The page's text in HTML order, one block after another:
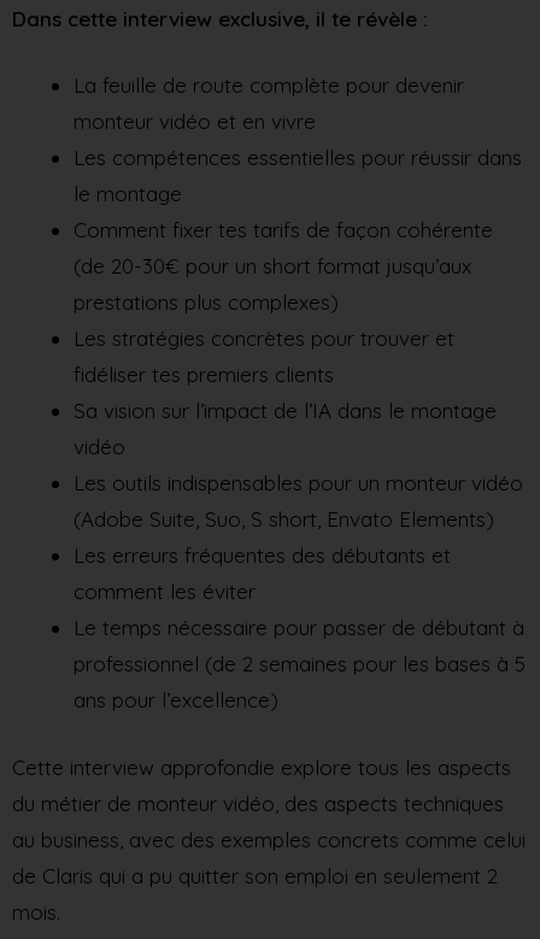
Dans cette interview exclusive, il te révèle :
La feuille de route complète pour devenir
monteur vidéo et en vivre
Les compétences essentielles pour réussir dans
le montage
Comment fixer tes tarifs de façon cohérente
(de 20-30€ pour un short format jusqu’aux
prestations plus complexes)
Les stratégies concrètes pour trouver et
fidéliser tes premiers clients
Sa vision sur l’impact de l’IA dans le montage
vidéo
Les outils indispensables pour un monteur vidéo
(Adobe Suite, Suo, S short, Envato Elements)
Les erreurs fréquentes des débutants et
comment les éviter
Le temps nécessaire pour passer de débutant à
professionnel (de 2 semaines pour les bases à 5
ans pour l’excellence)
Cette interview approfondie explore tous les aspects
du métier de monteur vidéo, des aspects techniques
au business, avec des exemples concrets comme celui
de Claris qui a pu quitter son emploi en seulement 2
mois.